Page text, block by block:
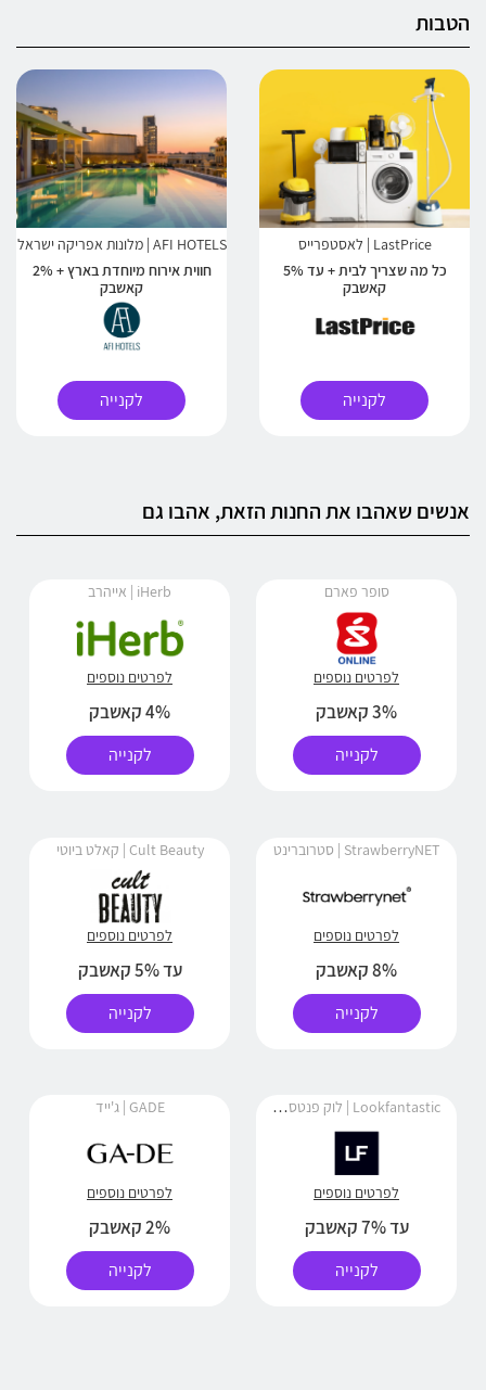
הטבות
LastPrice | לאסטפרייס
כל מה שצריך לבית + עד 5%
קאשבק
לקנייה
AFI HOTELS | מלונות אפריקה ישראל
חווית אירוח מיוחדת בארץ + 2%
קאשבק
לקנייה
אנשים שאהבו את החנות הזאת, אהבו גם
סופר פארם
לפרטים נוספים
3% קאשבק
לקנייה
iHerb | אייהרב
לפרטים נוספים
4% קאשבק
לקנייה
StrawberryNET | סטרוברינט
לפרטים נוספים
8% קאשבק
לקנייה
Cult Beauty | קאלט ביוטי
לפרטים נוספים
עד 5% קאשבק
לקנייה
Lookfantastic | לוק פנטסטיק
לפרטים נוספים
עד 7% קאשבק
לקנייה
GADE | ג'ייד
לפרטים נוספים
2% קאשבק
לקנייה